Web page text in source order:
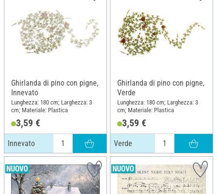
Ghirlanda di pino con pigne,
Innevato
Lunghezza: 180 cm; Larghezza: 3
cm; Materiale: Plastica
3,59 €
Innevato
Ghirlanda di pino con pigne,
Verde
Lunghezza: 180 cm; Larghezza: 3
cm; Materiale: Plastica
3,59 €
Verde